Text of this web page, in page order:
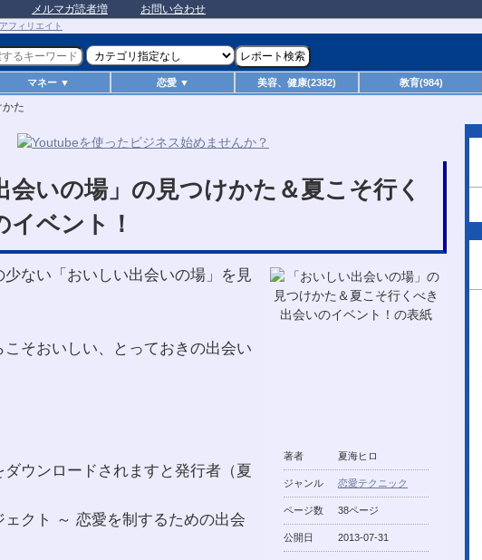
メルマガ読者増 お問い合わせ
マネー ▼ 恋愛 ▼ 美容、健康(2382) 教育(984)
かた
会いの場」の見つけかた＆夏こそ行く
イベント！
著者 夏海ヒロ
ジャンル 恋愛テクニック
ページ数 38ページ
公開日 2013-07-31
ない「おいしい出会いの場」を見
そおいしい、とっておきの出会い
ダウンロードされますと発行者（夏
ェクト ～ 恋愛を制するための出会